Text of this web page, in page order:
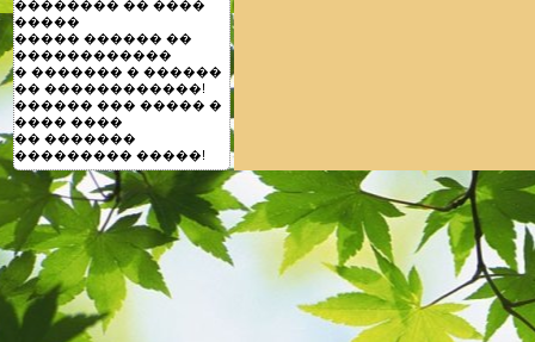
�������� �� ����
�����
����� ������ ��
������������
� ������� � ������
�� ������������!
������ ��� ����� �
���� ����
�� �������
��������� �����!